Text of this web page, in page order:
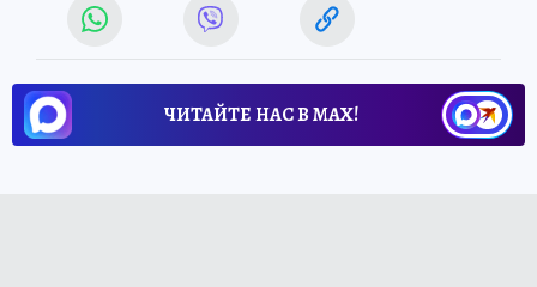
ЧИТАЙТЕ НАС В МАХ!